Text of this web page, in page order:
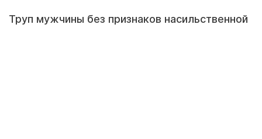
Труп мужчины без признаков насильственной